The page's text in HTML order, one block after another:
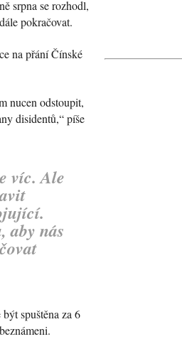
srpna se rozhodl,
pokračovat.
na přání Čínské
nucen odstoupit,
disidentů,“ píše
víc. Ale
aby nás
spuštěna za 6